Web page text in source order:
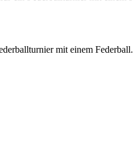
mit einem Federball.